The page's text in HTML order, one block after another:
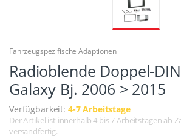
Fahrzeugspezifische Adaptionen
Radioblende Doppel-
Galaxy Bj. 2006 > 2015
Verfügbarkeit: 4-7 Arbeitstage
Der Artikel ist innerhalb 4 bis 7 Arbeitstagen ab
versandfertig.